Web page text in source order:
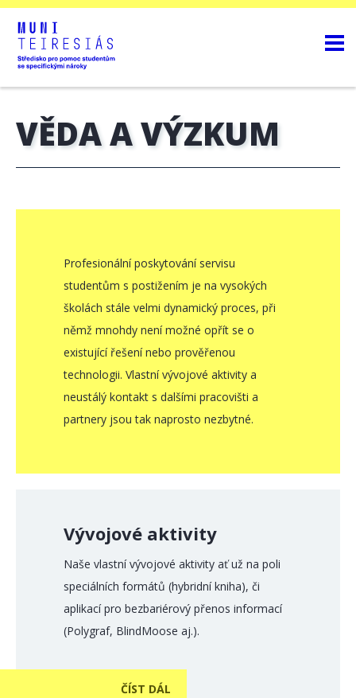
VĚDA A VÝZKUM
Profesionální poskytování servisu
studentům s postižením je na vysokých
školách stále velmi dynamický proces, při
němž mnohdy není možné opřít se o
existující řešení nebo prověřenou
technologii. Vlastní vývojové aktivity a
neustálý kontakt s dalšími pracovišti a
partnery jsou tak naprosto nezbytné.
Vývojové aktivity
Naše vlastní vývojové aktivity ať už na poli
speciálních formátů (hybridní kniha), či
aplikací pro bezbariérový přenos informací
(Polygraf, BlindMoose aj.).
ČÍST DÁL